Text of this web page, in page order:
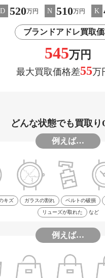
D 520万円 N 510万円 K
ブランドアドレ買取
545万円
最大買取価格差55万
どんな状態でも買取り
例えば…
キズ ガラスの割れ ベルトの破損
リューズが取れた など
例えば…